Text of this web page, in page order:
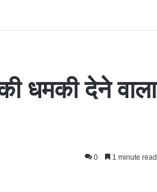
धमकी देने वाला
0 1 minute read